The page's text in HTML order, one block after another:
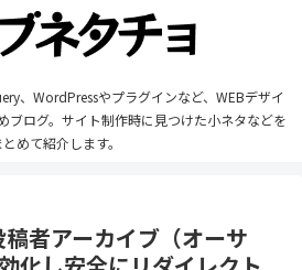
、WordPressやプラグインなど、WEBデザイ
ブログ。サイト制作時に見つけた小ネタなどを
とめて紹介します。
者アーカイブ（オーサ